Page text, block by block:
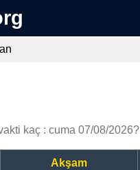
kaç : cuma 07/08/2026?
Akşam